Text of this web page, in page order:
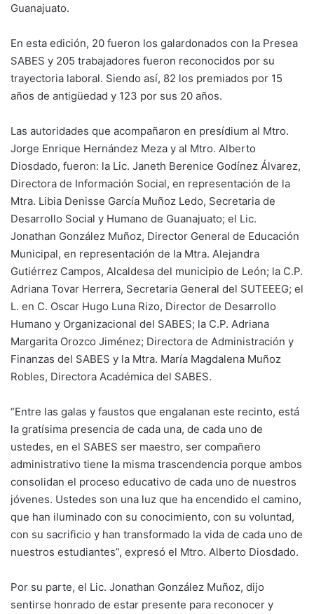
Guanajuato.
En esta edición, 20 fueron los galardonados con la Presea
SABES y 205 trabajadores fueron reconocidos por su
trayectoria laboral. Siendo así, 82 los premiados por 15
años de antigüedad y 123 por sus 20 años.
Las autoridades que acompañaron en presídium al Mtro.
Jorge Enrique Hernández Meza y al Mtro. Alberto
Diosdado, fueron: la Lic. Janeth Berenice Godínez Álvarez,
Directora de Información Social, en representación de la
Mtra. Libia Denisse García Muñoz Ledo, Secretaria de
Desarrollo Social y Humano de Guanajuato; el Lic.
Jonathan González Muñoz, Director General de Educación
Municipal, en representación de la Mtra. Alejandra
Gutiérrez Campos, Alcaldesa del municipio de León; la C.P.
Adriana Tovar Herrera, Secretaria General del SUTEEEG; el
L. en C. Oscar Hugo Luna Rizo, Director de Desarrollo
Humano y Organizacional del SABES; la C.P. Adriana
Margarita Orozco Jiménez; Directora de Administración y
Finanzas del SABES y la Mtra. María Magdalena Muñoz
Robles, Directora Académica del SABES.
“Entre las galas y faustos que engalanan este recinto, está
la gratísima presencia de cada una, de cada uno de
ustedes, en el SABES ser maestro, ser compañero
administrativo tiene la misma trascendencia porque ambos
consolidan el proceso educativo de cada uno de nuestros
jóvenes. Ustedes son una luz que ha encendido el camino,
que han iluminado con su conocimiento, con su voluntad,
con su sacrificio y han transformado la vida de cada uno de
nuestros estudiantes”, expresó el Mtro. Alberto Diosdado.
Por su parte, el Lic. Jonathan González Muñoz, dijo
sentirse honrado de estar presente para reconocer y